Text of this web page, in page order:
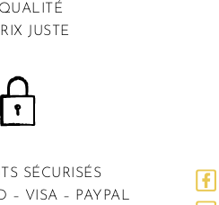
JUSTE
SÉCURISÉS
– VISA – PAYPAL